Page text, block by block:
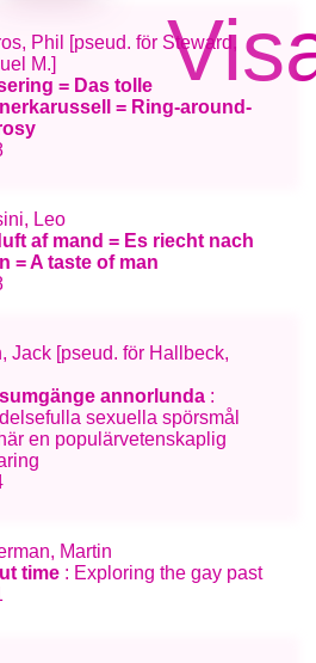
Phil [pseud. för Steward,
M.]
= Das tolle
= Ring-around-
Leo
af mand = Es riecht nach
= A taste of man
Jack [pseud. för Hallbeck,
annorlunda :
sexuella spörsmål
en populärvetenskaplig
Martin
time : Exploring the gay past